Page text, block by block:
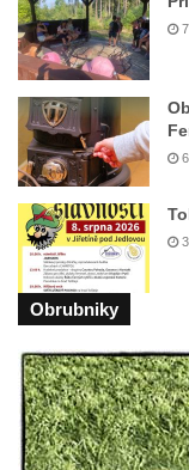
Českých
Pomník
Na Sadech v
Pomník
Sadech v
Socha Mateřství
Českých
Památník
Sadech v
Pražské třídě v
Socha
Českých
Obrubniky